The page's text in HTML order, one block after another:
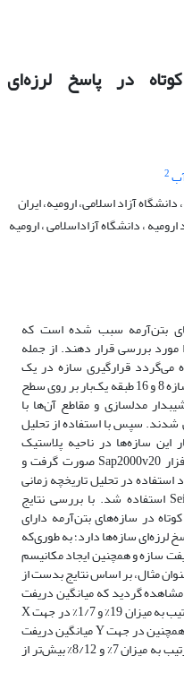
در پاسخ لرزه‌ای
2
آزاد اسلامی، ارومیه، ایران
، دانشگاه آزاداسلامی ، ارومیه
بتن‌آرمه سبب شده است که
مورد بررسی قرار دهند. از جمله
می‌گردد قرار‌گیری سازه در یک
موقعیت ‌شیب‌دار است. در این مقاله دو سازه 8 و 16 طبقه یک‌بار بر روی سطح
مدلسازی و مقاطع آن‌ها با
شدند. سپس با استفاده از تحلیل
این سازه‌ها در ناحیه پلاستیک
پرداخته شد. مدلسازی سازه‌ها در نرم‌افزار Sap2000v20 صورت گرفت و
در تحلیل تاریخچه زمانی
‌غیرخطی از نرم‌افزار SeismoSignal.v2018 استفاده شد. با بررسی نتایج
در سازه‌های بتن‌آرمه دارای
لرزه‌ای سازه‌ها دارد؛ به طوری‌که
سازه و همچنین ایجاد مکانیسم
مثال، بر اساس نتایج بدست از
مشاهده گردید که میانگین دریفت
سازه 8 و 16 طبقه دارای ستون کوتاه به ترتیب به میزان 19% و 1/7% در جهت X
بیش‌تر از سازه بدون ستون کوتاه است و همچنین در جهت Y میانگین دریفت
سازه 8 و 16 طبقه دارای ستون کوتاه به ترتیب به میزان 7% و 8/12% بیش‌تر از